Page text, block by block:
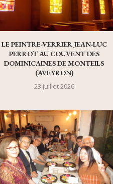
LE PEINTRE-VERRIER JEAN-LUC
PERROT AU COUVENT DES
DOMINICAINES DE MONTEILS
(AVEYRON)
23 juillet 2026